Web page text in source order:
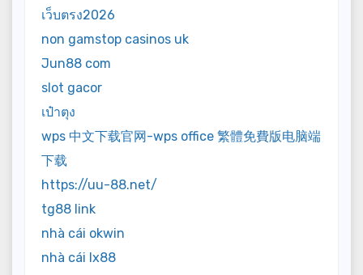
เว็บตรง2026
non gamstop casinos uk
Jun88 com
slot gacor
เป๋าตุง
wps 中文下载官网-wps office 繁體免費版电脑端
下载
https://uu-88.net/
tg88 link
nhà cái okwin
nhà cái lx88